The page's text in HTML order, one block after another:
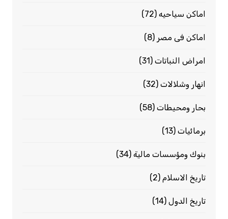
اماكن سياحيه(72)
اماكن فى مصر (8)
امراض النباتات(31)
انهار وشلالات(32)
بحار ومحيطات(58)
برمائيات(13)
بنوك ومؤسسات مالية(34)
تاريخ الاسلام(2)
تاريخ الدول(14)